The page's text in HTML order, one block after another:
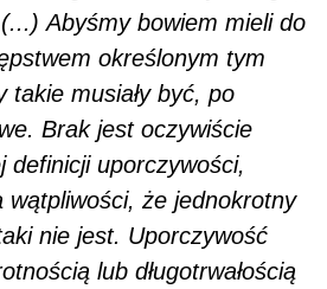
Abyśmy bowiem mieli do
określonym tym
takie musiały być, po
Brak jest oczywiście
definicji uporczywości,
wątpliwości, że jednokrotny
nie jest. Uporczywość
lub długotrwałością